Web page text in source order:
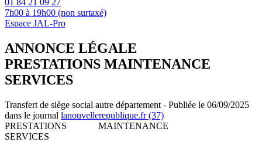
01 84 21 09 27
7h00 à 19h00 (non surtaxé)
Espace JAL-Pro
ANNONCE LÉGALE
PRESTATIONS MAINTENANCE
SERVICES
Transfert de siège social autre département - Publiée le 06/09/2025
dans le journal lanouvellerepublique.fr (37)
PRESTATIONS MAINTENANCE
SERVICES